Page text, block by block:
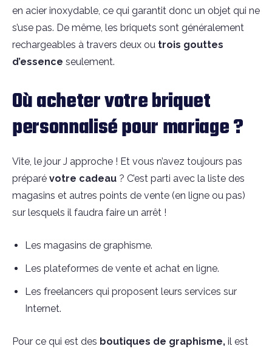
en acier inoxydable, ce qui garantit donc un objet qui ne
s’use pas. De même, les briquets sont généralement
rechargeables à travers deux ou trois gouttes
d’essence seulement.
Où acheter votre briquet
personnalisé pour mariage ?
Vite, le jour J approche ! Et vous n’avez toujours pas
préparé votre cadeau ? C’est parti avec la liste des
magasins et autres points de vente (en ligne ou pas)
sur lesquels il faudra faire un arrêt !
Les magasins de graphisme.
Les plateformes de vente et achat en ligne.
Les freelancers qui proposent leurs services sur
Internet.
Pour ce qui est des boutiques de graphisme, il est